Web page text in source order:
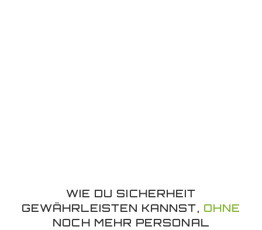
WIE DU SICHERHEIT
GEWÄHRLEISTEN KANNST, OHNE
NOCH MEHR PERSONAL